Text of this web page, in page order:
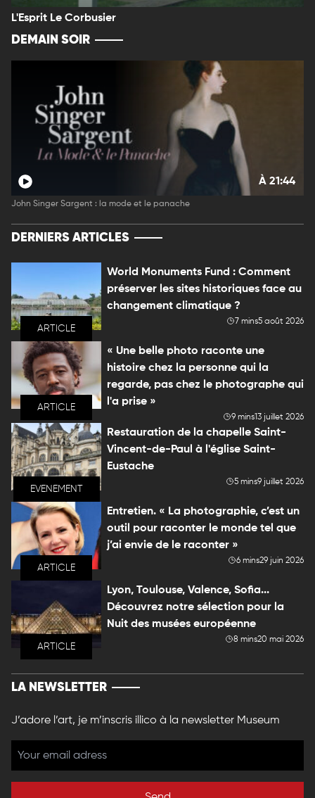
L'Esprit Le Corbusier
DEMAIN SOIR
À 21:44
John Singer Sargent : la mode et le panache
DERNIERS ARTICLES
ARTICLE
World Monuments Fund : Comment
préserver les sites historiques face au
changement climatique ?
7 mins5 août 2026
ARTICLE
« Une belle photo raconte une
histoire chez la personne qui la
regarde, pas chez le photographe qui
l'a prise »
9 mins13 juillet 2026
EVENEMENT
Restauration de la chapelle Saint-
Vincent-de-Paul à l'église Saint-
Eustache
5 mins9 juillet 2026
ARTICLE
Entretien. « La photographie, c’est un
outil pour raconter le monde tel que
j’ai envie de le raconter »
6 mins29 juin 2026
ARTICLE
Lyon, Toulouse, Valence, Sofia...
Découvrez notre sélection pour la
Nuit des musées européenne
8 mins20 mai 2026
LA NEWSLETTER
J’adore l’art, je m’inscris illico à la newsletter Museum